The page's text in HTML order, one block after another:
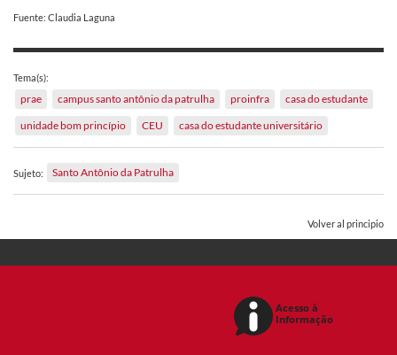
Fuente: Claudia Laguna
Tema(s):
prae campus santo antônio da patrulha proinfra
casa do estudante
unidade bom princípio
CEU casa do estudante universitário
Sujeto: Santo Antônio da Patrulha
Volver al principio